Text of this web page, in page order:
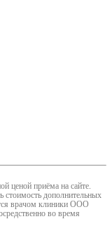
ценой приёма на сайте.
стоимость дополнительных
врачом клиники ООО
во время